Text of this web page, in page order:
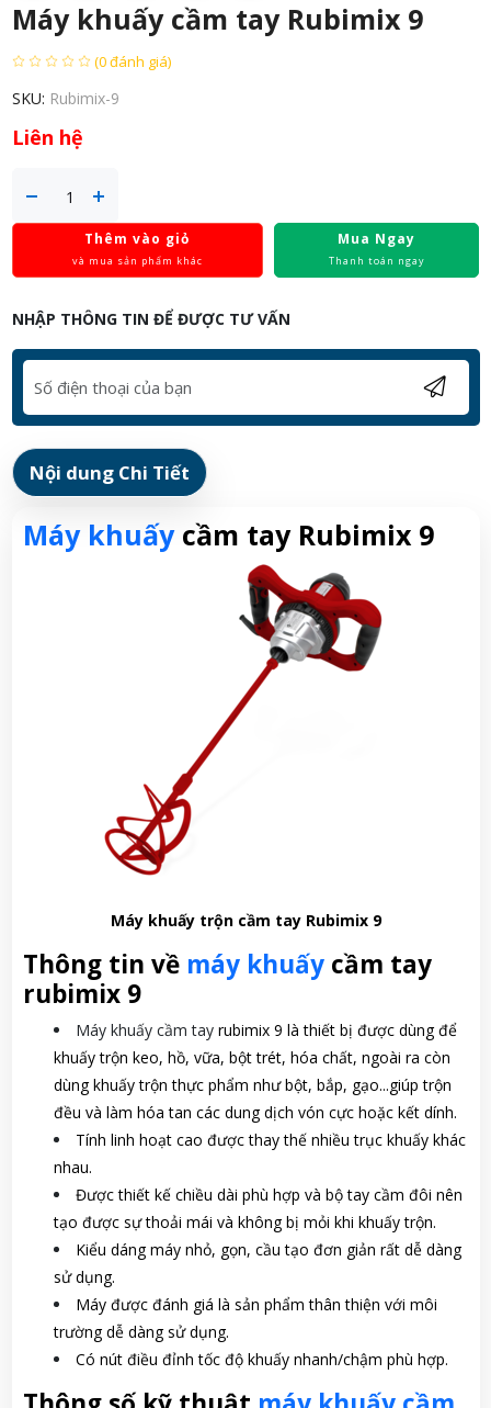
Máy khuấy cầm tay Rubimix 9
(0 đánh giá)
SKU: Rubimix-9
Liên hệ
Thêm vào giỏ
và mua sản phẩm khác
Mua Ngay
Thanh toán ngay
NHẬP THÔNG TIN ĐỂ ĐƯỢC TƯ VẤN
Nội dung Chi Tiết
Máy khuấycầm tay Rubimix 9
Máy khuấy trộn cầm tay Rubimix 9
Thông tin về máy khuấycầm tay
rubimix 9
Máy khuấy cầm tay rubimix 9 là thiết bị được dùng để
khuấy trộn keo, hồ, vữa, bột trét, hóa chất, ngoài ra còn
dùng khuấy trộn thực phẩm như bột, bắp, gạo...giúp trộn
đều và làm hóa tan các dung dịch vón cực hoặc kết dính.
Tính linh hoạt cao được thay thế nhiều trục khuấy khác
nhau.
Được thiết kế chiều dài phù hợp và bộ tay cầm đôi nên
tạo được sự thoải mái và không bị mỏi khi khuấy trộn.
Kiểu dáng máy nhỏ, gọn, cầu tạo đơn giản rất dễ dàng
sử dụng.
Máy được đánh giá là sản phẩm thân thiện với môi
trường dễ dàng sử dụng.
Có nút điều đỉnh tốc độ khuấy nhanh/chậm phù hợp.